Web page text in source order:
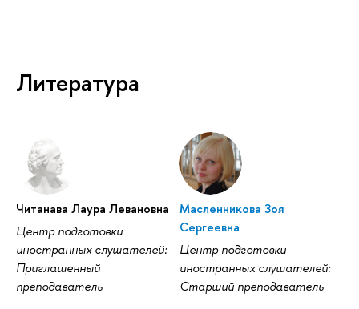
Литература
Читанава Лаура Левановна
Центр подготовки
иностранных слушателей:
Приглашенный
преподаватель
Масленникова Зоя
Сергеевна
Центр подготовки
иностранных слушателей:
Cтарший преподаватель